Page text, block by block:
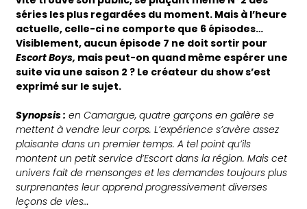
séries les plus regardées du moment. Mais à l’heure
actuelle, celle-ci ne comporte que 6 épisodes…
Visiblement, aucun épisode 7 ne doit sortir pour
Escort Boys, mais peut-on quand même espérer une
suite via une saison 2 ? Le créateur du show s’est
exprimé sur le sujet.
Synopsis : en Camargue, quatre garçons en galère se
mettent à vendre leur corps. L’expérience s’avère assez
plaisante dans un premier temps. A tel point qu’ils
montent un petit service d’Escort dans la région. Mais cet
univers fait de mensonges et les demandes toujours plus
surprenantes leur apprend progressivement diverses
leçons de vies…